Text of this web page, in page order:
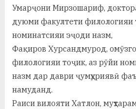
Умарҷони Мирзошариф,
дуюми факултети филологияи
номинатсияи эҷоди назм,
Фақиров Хурсандмурод,
филологияи тоҷик, аз рӯйи
назм дар даври ҷумҳуриявӣ
намуданд.
Раиси вилояти Хатлон,